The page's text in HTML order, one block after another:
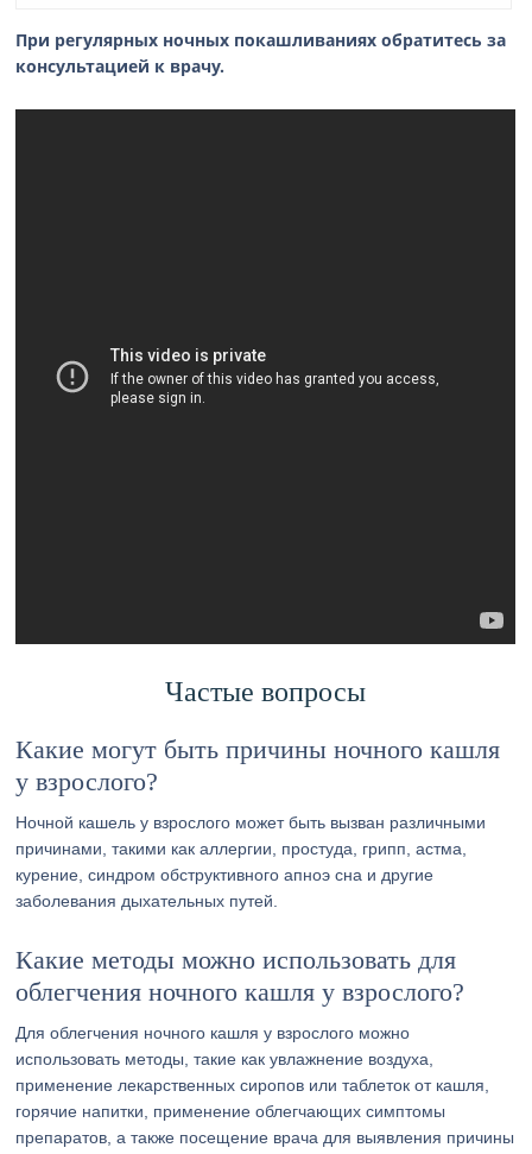
При регулярных ночных покашливаниях обратитесь за
консультацией к врачу.
Частые вопросы
Какие могут быть причины ночного кашля
у взрослого?
Ночной кашель у взрослого может быть вызван различными
причинами, такими как аллергии, простуда, грипп, астма,
курение, синдром обструктивного апноэ сна и другие
заболевания дыхательных путей.
Какие методы можно использовать для
облегчения ночного кашля у взрослого?
Для облегчения ночного кашля у взрослого можно
использовать методы, такие как увлажнение воздуха,
применение лекарственных сиропов или таблеток от кашля,
горячие напитки, применение облегчающих симптомы
препаратов, а также посещение врача для выявления причины